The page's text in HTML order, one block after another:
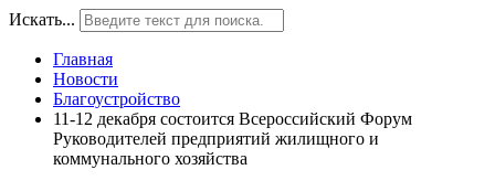
Искать...
Главная
Новости
Благоустройство
11-12 декабря состоится Всероссийский Форум
Руководителей предприятий жилищного и
коммунального хозяйства